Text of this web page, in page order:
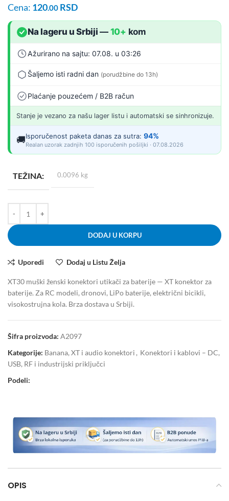
Cena: 120.00 RSD
Na lageru u Srbiji — 10+ kom
Ažurirano na sajtu: 07.08. u 03:26
Šaljemo isti radni dan (porudžbine do 13h)
Plaćanje pouzećem / B2B račun
Stanje je vezano za našu lager listu i automatski se sinhronizuje.
🚚Isporučenost paketa danas za sutra: 94%
Realan uzorak zadnjih 100 isporučenih pošiljki · 07.08.2026
TEŽINA 0.0096 kg
DODAJ U KORPU
Uporedi Dodaj u Listu Želja
XT30 muški ženski konektori utikači za baterije — XT konektor za
baterije. Za RC modeli, dronovi, LiPo baterije, električni bicikli,
visokostrujna kola. Brza dostava u Srbiji.
Šifra proizvoda: A2097
Kategorije: Banana, XT i audio konektori , Konektori i kablovi – DC,
USB, RF i industrijski priključci
Podeli:
OPIS